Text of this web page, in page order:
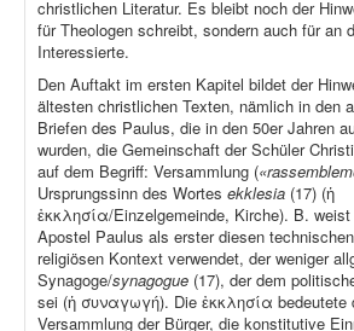
christlichen Literatur. Es bleibt noch der
für Theologen schreibt, sondern auch für an
Interessierte.
Den Auftakt im ersten Kapitel bildet der
ältesten christlichen Texten, nämlich in den
Briefen des Paulus, die in den 50er Jahren
wurden, die Gemeinschaft der Schüler
auf dem Begriff: Versammlung (
Ursprungssinn des Wortes ekklesia (17) (ἡ
ἐκκλησία/Einzelgemeinde, Kirche). B.
Apostel Paulus als erster diesen
religiösen Kontext verwendet, der weniger
Synagoge/synagogue (17), der dem
sei (ἡ συναγωγή). Die ἐκκλησία bedeutete
Versammlung der Bürger, die konstitutive